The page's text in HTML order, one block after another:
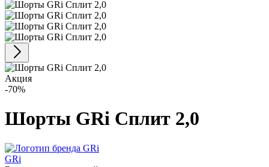
Акция
-70%
Шорты GRi Сплит 2,0
GRi